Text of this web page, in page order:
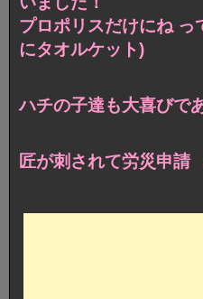
プロポリスだけにね
にタオルケット)
ハチの子達も大喜び
匠が刺されて労災申